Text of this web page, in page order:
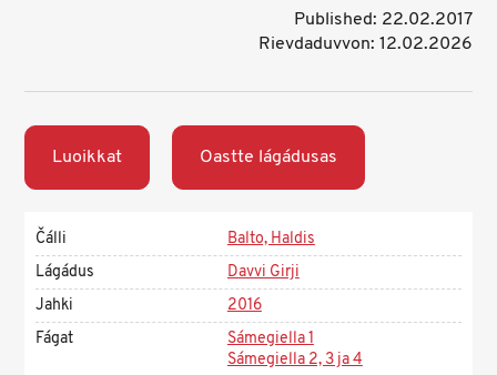
Published: 22.02.2017
Rievdaduvvon: 12.02.2026
Luoikkat Oastte lágádusas
Čálli
Balto, Haldis
Lágádus
Davvi Girji
Jahki
2016
Fágat
Sámegiella 1
Sámegiella 2, 3 ja 4